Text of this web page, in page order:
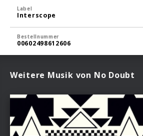
Label
Interscope
Bestellnummer
00602498612606
Weitere Musik von No Doubt